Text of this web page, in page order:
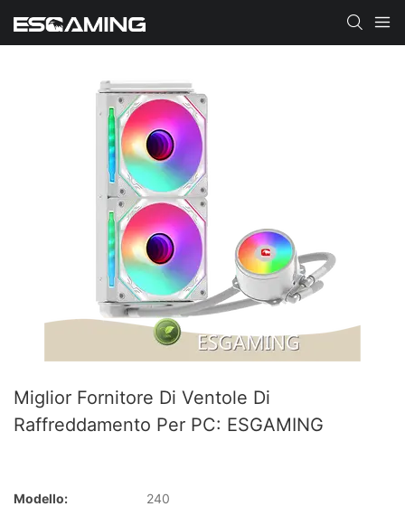
Miglior Fornitore Di Ventole Di
Raffreddamento Per PC: ESGAMING
Modello:
240